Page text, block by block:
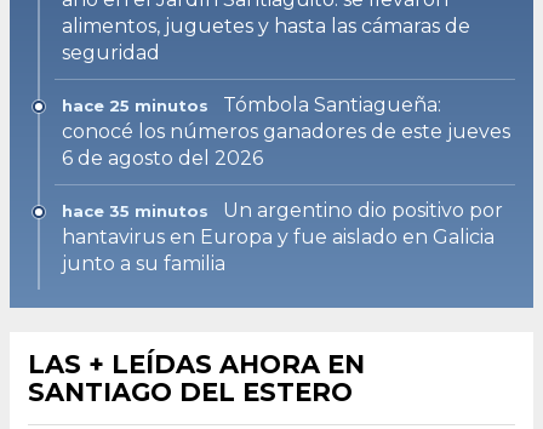
alimentos, juguetes y hasta las cámaras de
seguridad
hace 25 minutos
Tómbola Santiagueña:
conocé los números ganadores de este jueves
6 de agosto del 2026
hace 35 minutos
Un argentino dio positivo por
hantavirus en Europa y fue aislado en Galicia
junto a su familia
LAS + LEÍDAS AHORA EN
SANTIAGO DEL ESTERO